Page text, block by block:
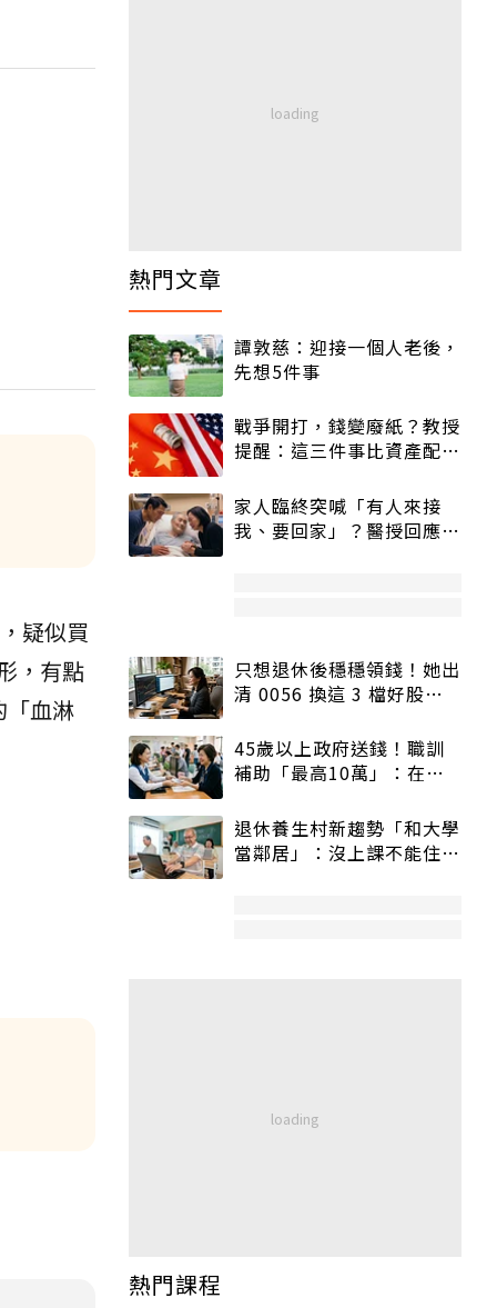
疑似買
，有點
「血淋
熱門文章
譚敦慈：迎接一個人老後，
先想5件事
戰爭開打，錢變廢紙？教授
提醒：這三件事比資產配置
家人臨終突喊「有人來接
我、要回家」？醫授回應方
只想退休後穩穩領錢！她出
清 0056 換這 3 檔好股：
45歲以上政府送錢！職訓
補助「最高10萬」：在
退休養生村新趨勢「和大學
當鄰居」：沒上課不能住、
熱門課程